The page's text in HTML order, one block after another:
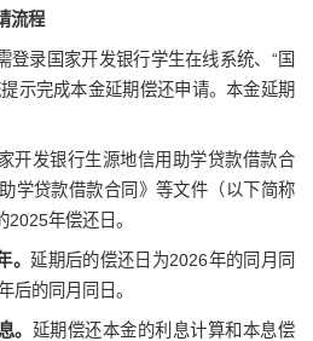
流程
登录国家开发银行学生在线系统、“国
示完成本金延期偿还申请。本金延期
开发银行生源地信用助学贷款借款合
学贷款借款合同》等文件（以下简称
2025年偿还日。
。 延期后的偿还日为2026年的同月同
后的同月同日。
。 延期偿还本金的利息计算和本息偿